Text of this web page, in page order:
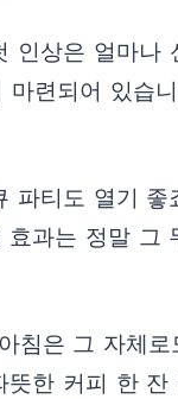
상은 얼마나
련되어 있습
파티도 열기
과는 정말 그
침은 그 자체
한 커피 한